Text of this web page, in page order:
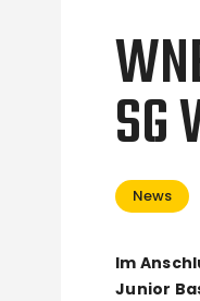
News
Im
Junior